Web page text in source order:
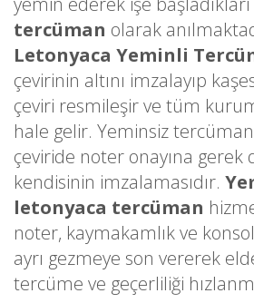
tercüman olarak
Letonyaca Yeminli
çevirinin altını imzalayıp
çeviri resmileşir ve tüm
hale gelir. Yeminsiz
çeviride noter onayına gerek
kendisinin imzalamasıdır.
letonyaca tercüman
noter, kaymakamlık ve
ayrı gezmeye son vererek
tercüme ve geçerliliği